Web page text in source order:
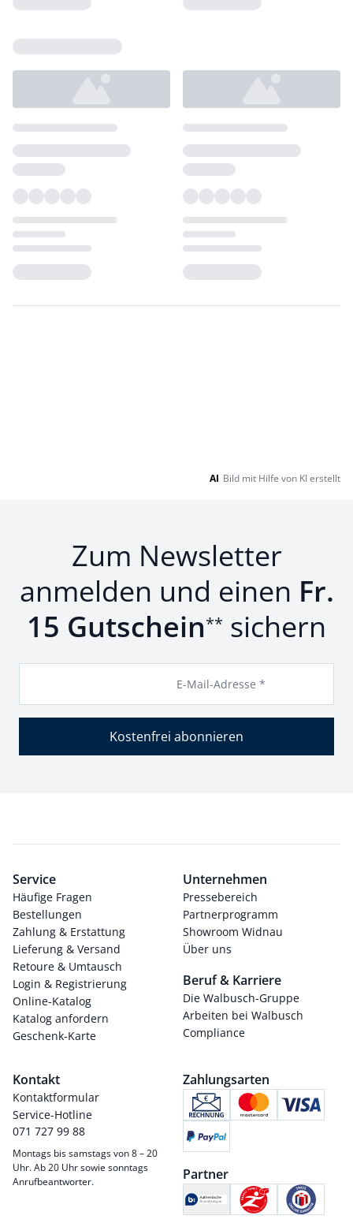
AI Bild mit Hilfe von KI erstellt
Zum Newsletter
anmelden und einen Fr.
15 Gutschein** sichern
E-Mail-Adresse *
Kostenfrei abonnieren
Service
Häufige Fragen
Bestellungen
Zahlung & Erstattung
Lieferung & Versand
Retoure & Umtausch
Login & Registrierung
Online-Katalog
Katalog anfordern
Geschenk-Karte
Unternehmen
Pressebereich
Partnerprogramm
Showroom Widnau
Über uns
Beruf & Karriere
Die Walbusch-Gruppe
Arbeiten bei Walbusch
Compliance
Kontakt
Kontaktformular
Service-Hotline
071 727 99 88
Montags bis samstags von 8 – 20
Uhr. Ab 20 Uhr sowie sonntags
Anrufbeantworter.
Zahlungsarten
Partner